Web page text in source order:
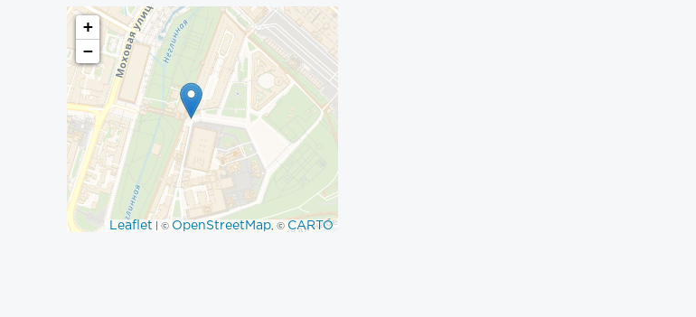
+
−
Leaflet | © OpenStreetMap, © CARTO